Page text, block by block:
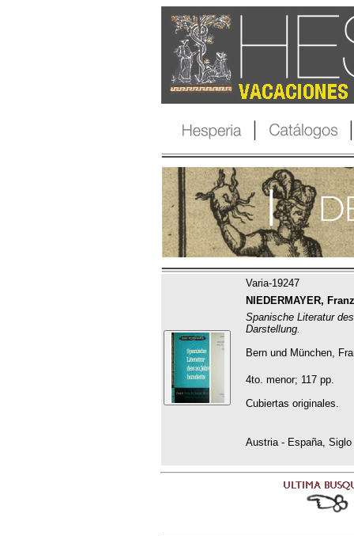
Varia-19247
NIEDERMAYER,
Spanische Literatur
Darstellung.
Bern und München,
4to. menor; 117 pp.
Cubiertas originales.
Austria - España,